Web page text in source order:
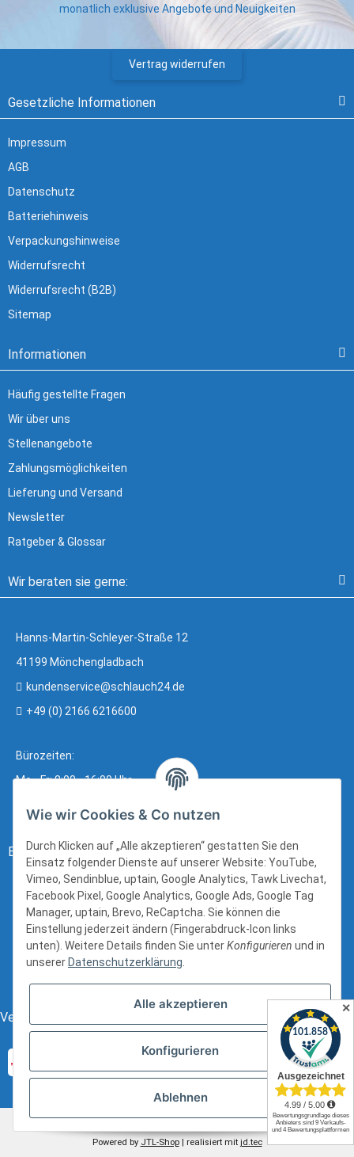
monatlich exklusive Angebote und Neuigkeiten
Vertrag widerrufen
Gesetzliche Informationen
Impressum
AGB
Datenschutz
Batteriehinweis
Verpackungshinweise
Widerrufsrecht
Widerrufsrecht (B2B)
Sitemap
Informationen
Häufig gestellte Fragen
Wir über uns
Stellenangebote
Zahlungsmöglichkeiten
Lieferung und Versand
Newsletter
Ratgeber & Glossar
Wir beraten sie gerne:
Hanns-Martin-Schleyer-Straße 12
41199 Mönchengladbach
kundenservice@schlauch24.de
+49 (0) 2166 6216600
Bürozeiten:
Mo - Fr: 8:00 - 16:00 Uhr
Bezahlung:
Versand:
Versand
Powered by JTL-Shop | realisiert mit jd.tec
Wie wir Cookies & Co nutzen
Durch Klicken auf „Alle akzeptieren“ gestatten Sie den
Einsatz folgender Dienste auf unserer Website: YouTube,
Vimeo, Sendinblue, uptain, Google Analytics, Tawk Livechat,
Facebook Pixel, Google Analytics, Google Ads, Google Tag
Manager, uptain, Brevo, ReCaptcha. Sie können die
Einstellung jederzeit ändern (Fingerabdruck-Icon links
unten). Weitere Details finden Sie unterKonfigurieren und in
unserer Datenschutzerklärung.
Alle akzeptieren
Konfigurieren
Ablehnen
✕